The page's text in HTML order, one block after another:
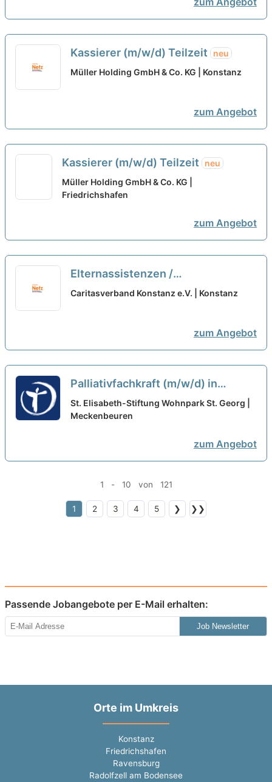
Kassierer (m/w/d) Teilzeit neu
Müller Holding GmbH & Co. KG | Konstanz
zum Angebot
Kassierer (m/w/d) Teilzeit neu
Müller Holding GmbH & Co. KG |
Friedrichshafen
zum Angebot
Elternassistenzen /
Nichtfachkräfte (w/m/d) Teilzeit
Caritasverband Konstanz e.V. | Konstanz
zum Angebot
Palliativfachkraft (m/w/d) in
Teilzeit (75%) - Hier kannst Du
durchstarten!
St. Elisabeth-Stiftung Wohnpark St. Georg |
Meckenbeuren
zum Angebot
1 - 10 von 121
1 2 3 4 5 ❯ ❯❯
Passende Jobangebote per E-Mail erhalten:
Job Newsletter
Orte im Umkreis
Konstanz
Friedrichshafen
Ravensburg
Radolfzell am Bodensee